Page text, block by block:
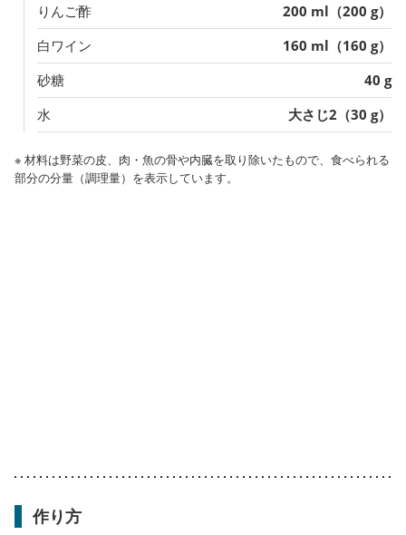
りんご酢
200 ml（200 g）
白ワイン
160 ml（160 g）
砂糖
40 g
水
大さじ2（30 g）
※ 材料は野菜の皮、肉・魚の骨や内臓を取り除いたもので、食べられる
部分の分量（調理量）を表示しています。
作り方